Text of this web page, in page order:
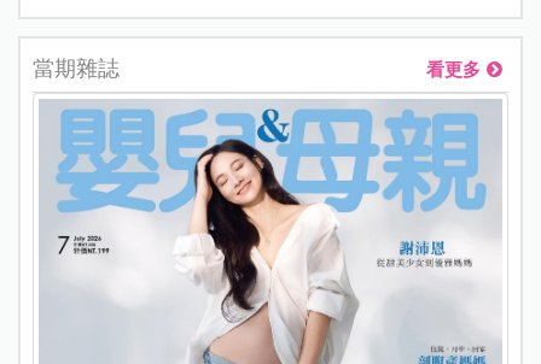
當期雜誌 看更多